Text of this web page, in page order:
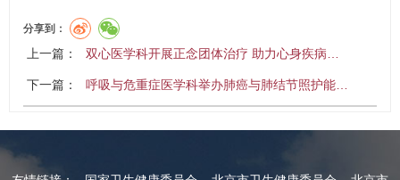
分享到：
上一篇： 双心医学科开展正念团体治疗 助力心身疾病…
下一篇： 呼吸与危重症医学科举办肺癌与肺结节照护能…